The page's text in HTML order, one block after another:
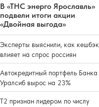
В «ТНС энерго Ярославль»
подвели итоги акции
«Двойная выгода»
Эксперты выяснили, как кешбэк
влияет на спрос россиян
Автокредитный портфель Банка
Уралсиб вырос на 23%
Т2 признан лидером по числу